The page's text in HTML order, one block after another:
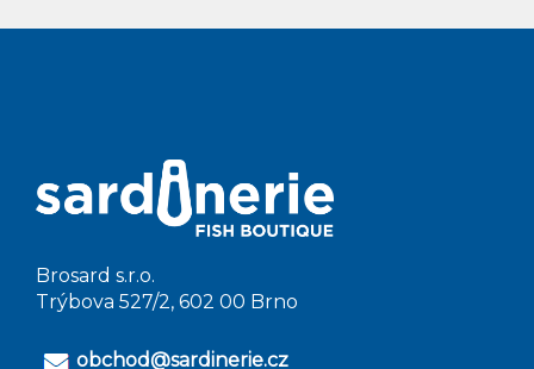
Brosard s.r.o.
Trýbova 527/2, 602 00 Brno
obchod@sardinerie.cz